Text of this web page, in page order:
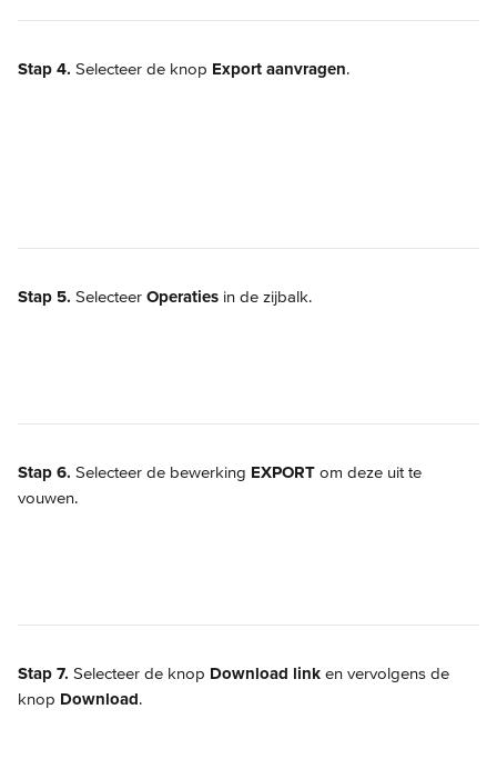
Stap 4. Selecteer de knop Export aanvragen.
Stap 5. Selecteer Operaties in de zijbalk.
Stap 6. Selecteer de bewerking EXPORT om deze uit te
vouwen.
Stap 7. Selecteer de knop Download link en vervolgens de
knop Download.